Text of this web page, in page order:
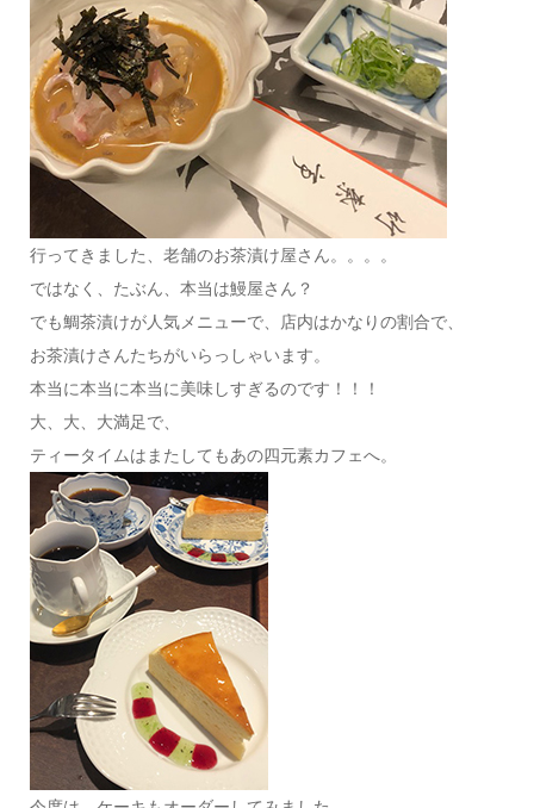
行ってきました、老舗のお茶漬け屋さん。。。。
ではなく、たぶん、本当は鰻屋さん？
でも鯛茶漬けが人気メニューで、店内はかなりの割合で、
お茶漬けさんたちがいらっしゃいます。
本当に本当に本当に美味しすぎるのです！！！
大、大、大満足で、
ティータイムはまたしてもあの四元素カフェへ。